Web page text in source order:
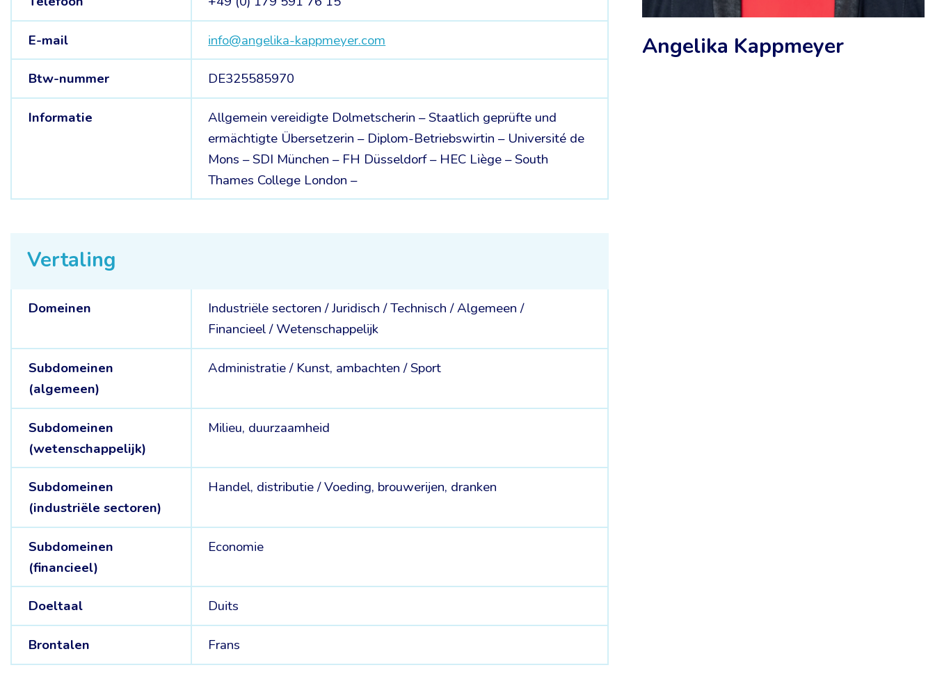
E-mail info@angelika-kappmeyer.com
Btw-nummer DE325585970
Informatie
Allgemein vereidigte Dolmetscherin – Staatlich geprüfte und
ermächtigte Übersetzerin – Diplom-Betriebswirtin – Université de
Mons – SDI München – FH Düsseldorf – HEC Liège – South
Thames College London –
Vertaling
Domeinen Industriële sectoren /Juridisch /Technisch /Algemeen /
Financieel /Wetenschappelijk
Subdomeinen
(algemeen)
Administratie / Kunst, ambachten /Sport
Subdomeinen
(wetenschappelijk)
Milieu, duurzaamheid
Subdomeinen
(industriële sectoren)
Handel, distributie /Voeding, brouwerijen, dranken
Subdomeinen
(financieel)
Economie
Doeltaal Duits
Brontalen Frans
Angelika Kappmeyer